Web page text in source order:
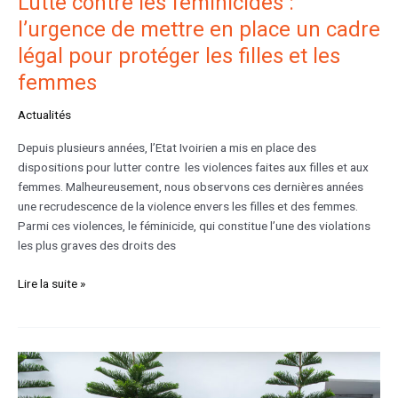
l’urgence de mettre en place un cadre
légal pour protéger les filles et les
femmes
Actualités
Depuis plusieurs années, l’Etat Ivoirien a mis en place des
dispositions pour lutter contre les violences faites aux filles et aux
femmes. Malheureusement, nous observons ces dernières années
une recrudescence de la violence envers les filles et des femmes.
Parmi ces violences, le féminicide, qui constitue l’une des violations
les plus graves des droits des
Lire la suite »
La
Ligue